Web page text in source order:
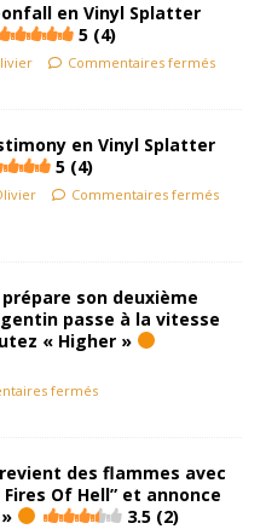
en Vinyl Splatter
5 (4)
Commentaires fermés
en Vinyl Splatter
5 (4)
Commentaires fermés
prépare son deuxième
passe à la vitesse
« Higher »
fermés
des flammes avec
Fires Of Hell” et annonce
3.5 (2)